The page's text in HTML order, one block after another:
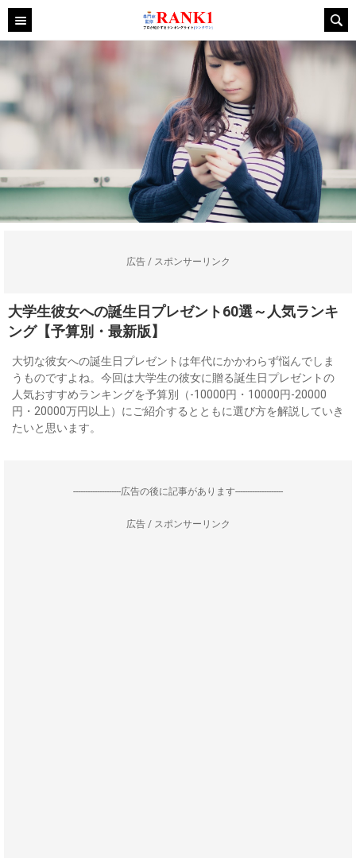
広告 / スポンサーリンク
大学生彼女への誕生日プレゼント60選～人気ランキ
ング【予算別・最新版】
大切な彼女への誕生日プレゼントは年代にかかわらず悩んでしま
うものですよね。今回は大学生の彼女に贈る誕生日プレゼントの
人気おすすめランキングを予算別（-10000円・10000円-20000
円・20000万円以上）にご紹介するとともに選び方を解説していき
たいと思います。
--------------------広告の後に記事があります--------------------
広告 / スポンサーリンク